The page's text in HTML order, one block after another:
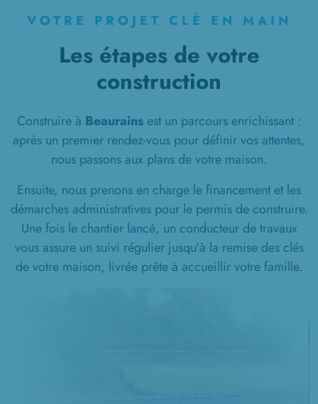
VOTRE PROJET CLÉ EN MAIN
Les étapes de votre
construction
Construire à Beaurains est un parcours enrichissant :
après un premier rendez-vous pour définir vos attentes,
nous passons aux plans de votre maison.
Ensuite, nous prenons en charge le financement et les
démarches administratives pour le permis de construire.
Une fois le chantier lancé, un conducteur de travaux
vous assure un suivi régulier jusqu'à la remise des clés
de votre maison, livrée prête à accueillir votre famille.